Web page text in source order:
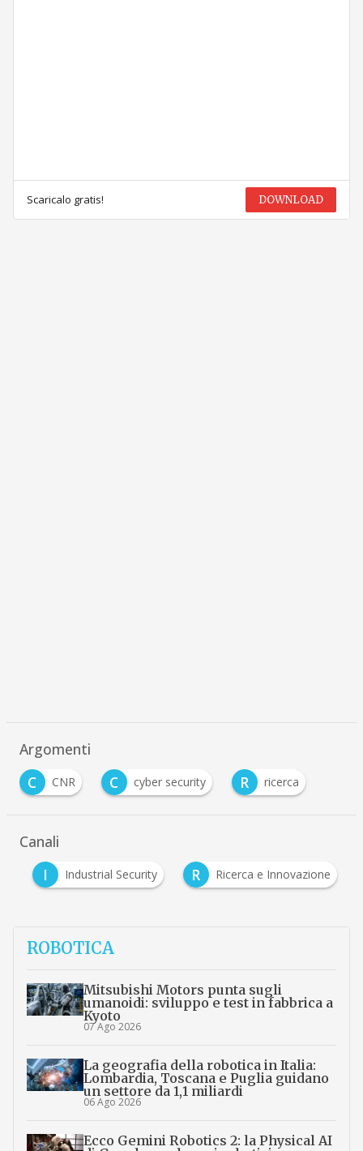
Scaricalo gratis! DOWNLOAD
Argomenti
C
CNR C cyber security R ricerca
Canali
I Industrial Security R Ricerca e Innovazione
ROBOTICA
Mitsubishi Motors punta sugli
umanoidi: sviluppo e test in fabbrica a
Kyoto
07 Ago 2026
La geografia della robotica in Italia:
Lombardia, Toscana e Puglia guidano
un settore da 1,1 miliardi
06 Ago 2026
Ecco Gemini Robotics 2: la Physical AI